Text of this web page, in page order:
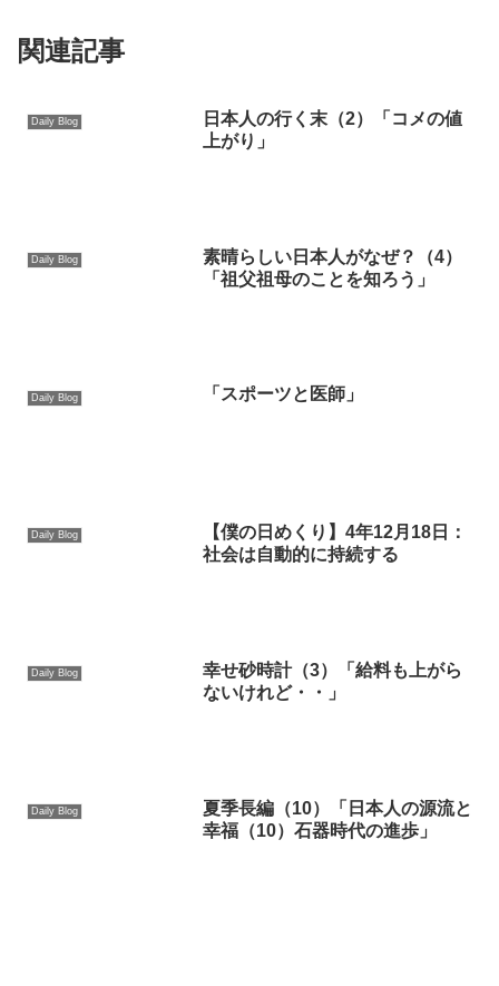
関連記事
Daily Blog
日本人の行く末（2）「コメの値
上がり」
Daily Blog
素晴らしい日本人がなぜ？（4）
「祖父祖母のことを知ろう」
Daily Blog 「スポーツと医師」
Daily Blog
【僕の日めくり】4年12月18日：
社会は自動的に持続する
Daily Blog
幸せ砂時計（3）「給料も上がら
ないけれど・・」
Daily Blog
夏季長編（10）「日本人の源流と
幸福（10）石器時代の進歩」